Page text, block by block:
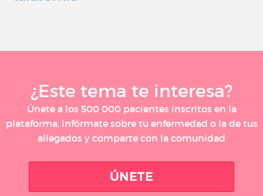
¿Este tema te interesa?
Únete a los 500 000 pacientes inscritos en la
plataforma, infórmate sobre tu enfermedad o la de tus
allegados y comparte con la comunidad
ÚNETE